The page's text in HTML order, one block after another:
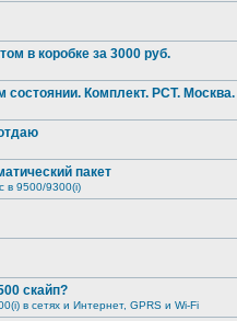
в коробке за 3000 руб.
Комплект. РСТ. Москва.
пакет
в 9500/9300(i)
скайп?
в сетях и Интернет, GPRS и Wi-Fi